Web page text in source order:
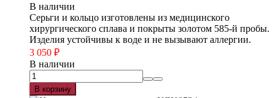
В наличии
Серьги и кольцо изготовлены из медицинского
хирургического сплава и покрыты золотом 585-й пробы.
Изделия устойчивы к воде и не вызывают аллергии.
3 050 ₽
В наличии
В корзину